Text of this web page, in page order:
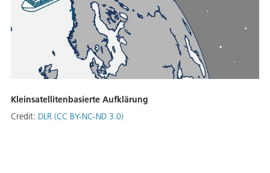
Kleinsatellitenbasierte Aufklärung
Credit: DLR (CC BY-NC-ND 3.0)